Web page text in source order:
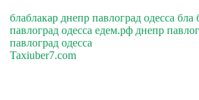
блаблакар днепр павлоград одесса бла
павлоград одесса едем.рф днепр
павлоград одесса
Taxiuber7.com